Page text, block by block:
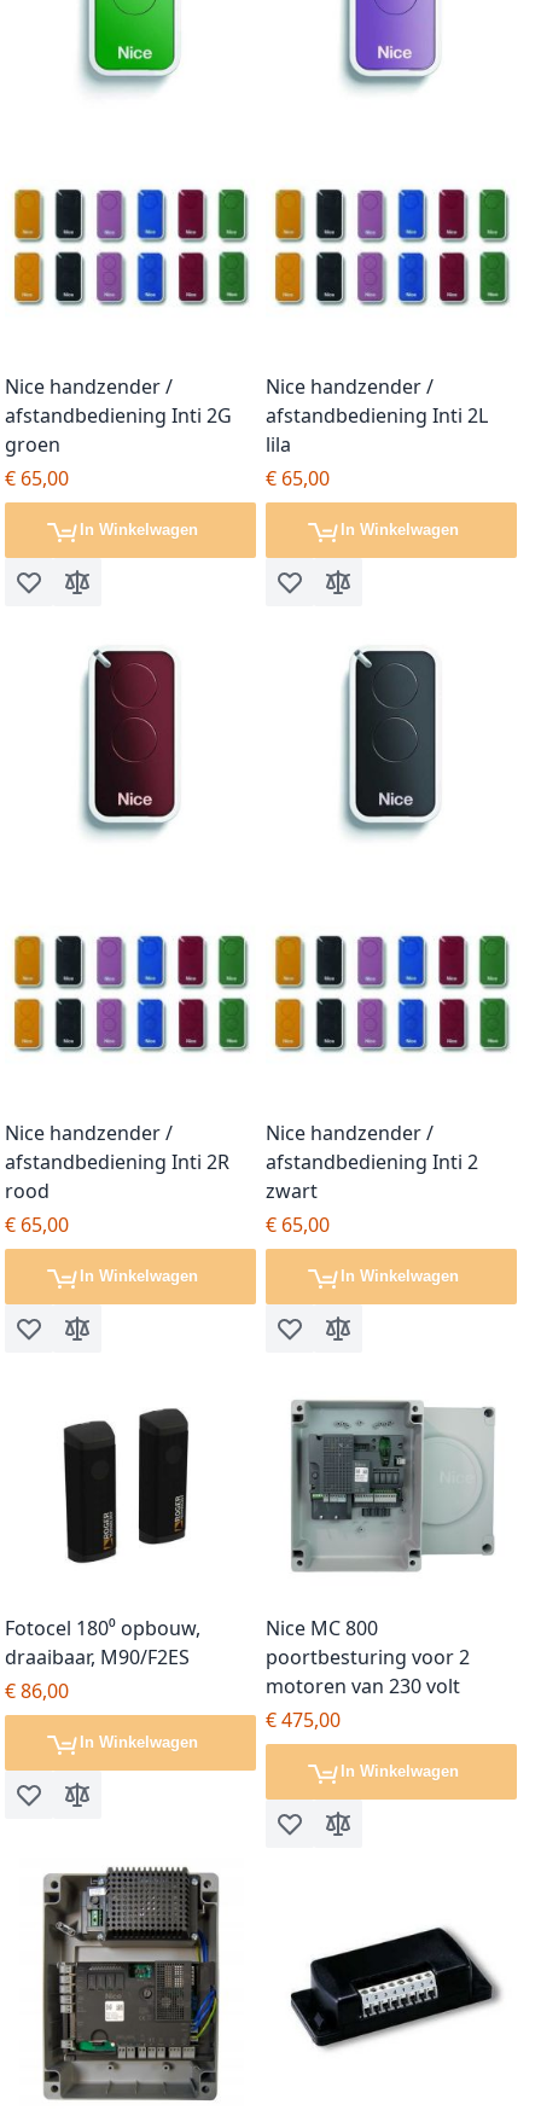
Nice handzender /
afstandbediening Inti 2G
groen
€ 65,00
In Winkelwagen
Voeg toe aan verlanglijst
Toevoegen om te vergelijken
Nice handzender /
afstandbediening Inti 2L
lila
€ 65,00
In Winkelwagen
Voeg toe aan verlanglijst
Toevoegen om te
Nice handzender /
afstandbediening Inti 2R
rood
€ 65,00
In Winkelwagen
Voeg toe aan verlanglijst
Toevoegen om te vergelijken
Nice handzender /
afstandbediening Inti 2
zwart
€ 65,00
In Winkelwagen
Voeg toe aan verlanglijst
Toevoegen om te
Fotocel 180⁰ opbouw,
draaibaar, M90/F2ES
€ 86,00
In Winkelwagen
Voeg toe aan verlanglijst
Toevoegen om te vergelijken
Nice MC 800
poortbesturing voor 2
motoren van 230 volt
€ 475,00
In Winkelwagen
Voeg toe aan verlanglijst
Toevoegen om te